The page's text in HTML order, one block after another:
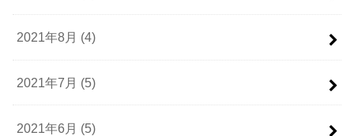
2021年8月 (4)
2021年7月 (5)
2021年6月 (5)